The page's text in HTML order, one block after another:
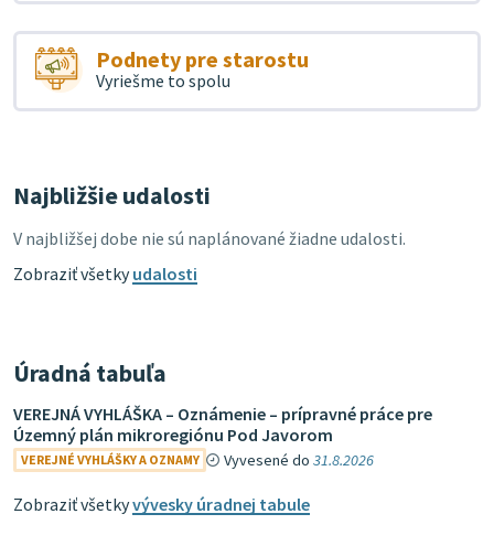
Podnety pre starostu
Vyriešme to spolu
Najbližšie udalosti
V najbližšej dobe nie sú naplánované žiadne udalosti.
Zobraziť všetkyudalosti
Úradná tabuľa
VEREJNÁ VYHLÁŠKA – Oznámenie – prípravné práce pre
Územný plán mikroregiónu Pod Javorom
VEREJNÉ VYHLÁŠKY A OZNAMY Vyvesené do31.8.2026
Zobraziť všetkyvývesky úradnej tabule